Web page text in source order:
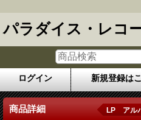
パラダイス・レコ
ログイン 新規登録は
商品詳細 LP アル